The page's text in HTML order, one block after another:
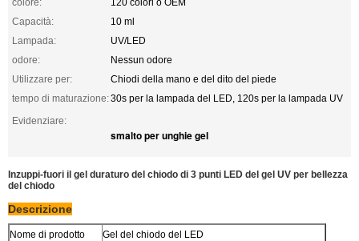
colore:
120 colori o OEM
Capacità:
10 ml
Lampada:
UV/LED
odore:
Nessun odore
Utilizzare per:
Chiodi della mano e del dito del piede
tempo di maturazione:30s per la lampada del LED, 120s per la lampada UV
Evidenziare:
smalto per unghie gel
Inzuppi-fuori il gel duraturo del chiodo di 3 punti LED del gel UV per bellezza
del chiodo
Descrizione
Nome di prodotto
Gel del chiodo del LED